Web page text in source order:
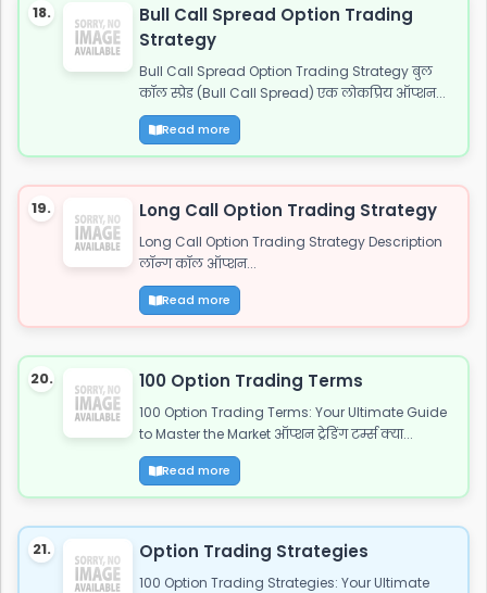
18.
Bull Call Spread Option Trading
Strategy
Bull Call Spread Option Trading Strategy बुल
कॉल स्प्रेड (Bull Call Spread) एक लोकप्रिय ऑप्शन...
Read more
19. Long Call Option Trading Strategy
Long Call Option Trading Strategy Description
लॉन्ग कॉल ऑप्शन...
Read more
20. 100 Option Trading Terms
100 Option Trading Terms: Your Ultimate Guide
to Master the Market ऑप्शन ट्रेडिंग टर्म्स क्या...
Read more
21. Option Trading Strategies
100 Option Trading Strategies: Your Ultimate